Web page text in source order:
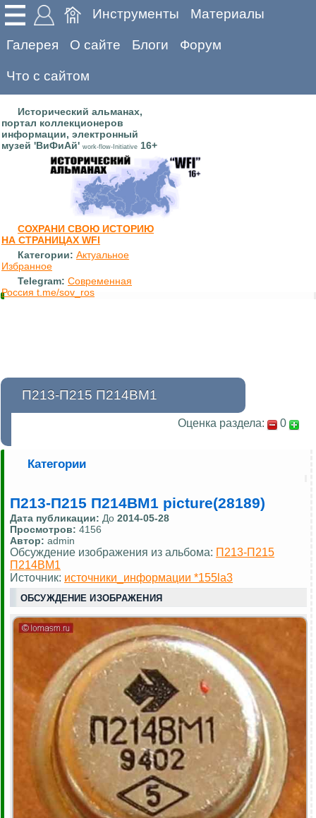
Инструменты Материалы
Галерея О сайте Блоги Форум
Что с сайтом
Исторический альманах,
портал коллекционеров
информации, электронный
музей 'ВиФиАй' work-flow-Initiative 16+
СОХРАНИ СВОЮ ИСТОРИЮ
НА СТРАНИЦАХ WFI
Категории: Актуальное
Избранное
Telegram: Современная
Россия t.me/sov_ros
П213-П215 П214ВМ1
Оценка раздела: 0
Категории
П213-П215 П214ВМ1 picture(28189)
Дата публикации: До 2014-05-28
Просмотров: 4156
Автор: admin
Обсуждение изображения из альбома: П213-П215
П214ВМ1
Источник: источники_информации *155la3
ОБСУЖДЕНИЕ ИЗОБРАЖЕНИЯ